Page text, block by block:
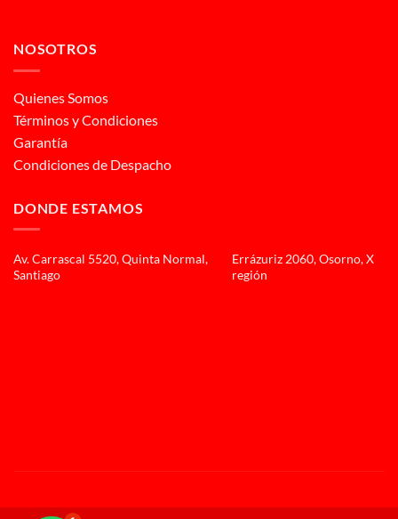
NOSOTROS
Quienes Somos
Términos y Condiciones
Garantía
Condiciones de Despacho
DONDE ESTAMOS
Av. Carrascal 5520, Quinta Normal,
Santiago
Errázuriz 2060, Osorno, X
región